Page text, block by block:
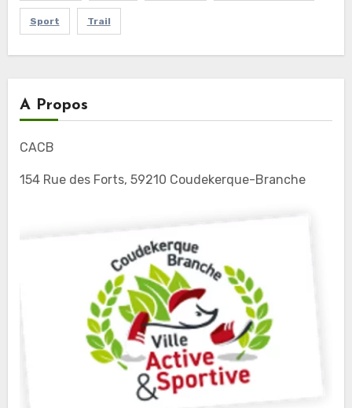
Sport Trail
A Propos
CACB
154 Rue des Forts, 59210 Coudekerque-Branche